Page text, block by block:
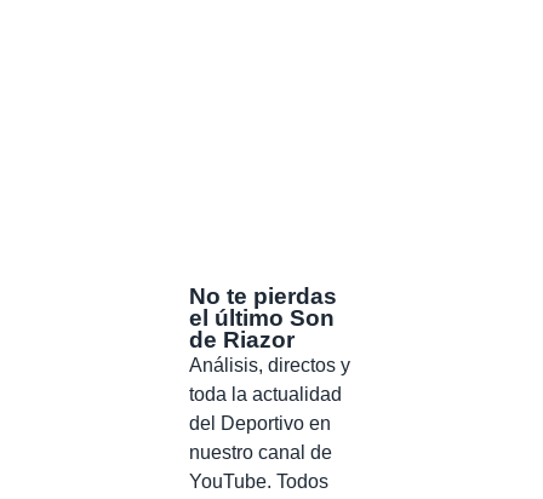
No te pierdas
el último Son
de Riazor
Análisis, directos y
toda la actualidad
del Deportivo en
nuestro canal de
YouTube. Todos